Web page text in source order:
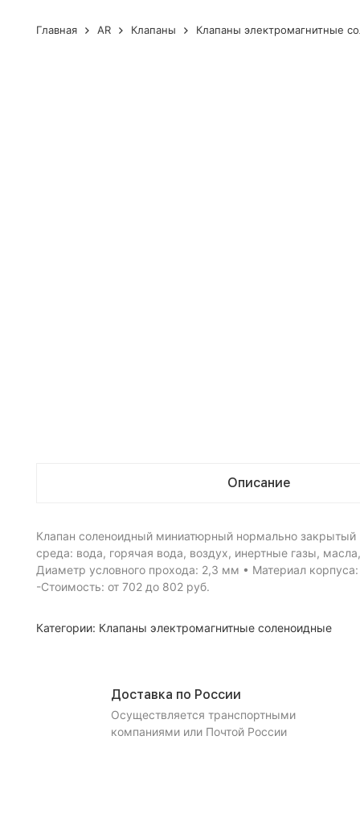
Главная AR Клапаны Клапаны электромагнитные
Описание
Клапан соленоидный миниатюрный нормально
среда: вода, горячая вода, воздух, инертные газы,
Диаметр условного прохода: 2,3 мм • Материал
-Стоимость: от 702 до 802 руб.
Категории: Клапаны электромагнитные соленоидные
Доставка по России
Осуществляется транспортными
компаниями или Почтой России